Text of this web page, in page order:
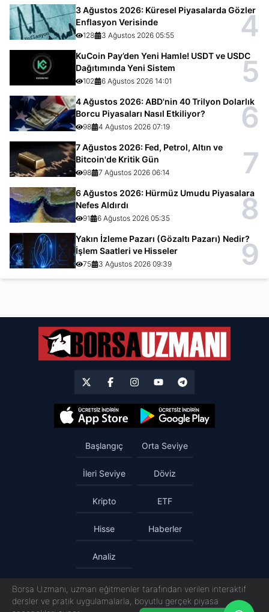
3 Ağustos 2026: Küresel Piyasalarda Gözler
Enflasyon Verisinde
128 3 Ağustos 2026 05:55 4
KuCoin Pay’den Yeni Hamle! USDT ve USDC
Dağıtımında Yeni Sistem
102 6 Ağustos 2026 14:01 5
4 Ağustos 2026: ABD'nin 40 Trilyon Dolarlık
Borcu Piyasaları Nasıl Etkiliyor?
98 4 Ağustos 2026 07:19 6
7 Ağustos 2026: Fed, Petrol, Altın ve
Bitcoin'de Kritik Gün
98 7 Ağustos 2026 06:14 7
6 Ağustos 2026: Hürmüz Umudu Piyasalara
Nefes Aldırdı
91 6 Ağustos 2026 05:35 8
Yakın İzleme Pazarı (Gözaltı Pazarı) Nedir?
İşlem Saatleri ve Hisseler
75 3 Ağustos 2026 09:39 9
Başlangıç Orta Seviye
İleri Seviye Döviz
Kripto ETF
Hisse Haberler
Analiz
Borsa Uzmanı, uzman eğitmenler tarafından verilen interaktif
dersler ve pratik uygulamalarla, boyutlu gerçek piyasa